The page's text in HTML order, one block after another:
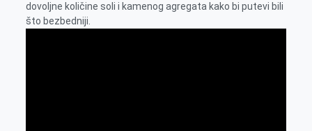
dovoljne količine soli i kamenog agregata kako bi putevi bili
što bezbedniji.